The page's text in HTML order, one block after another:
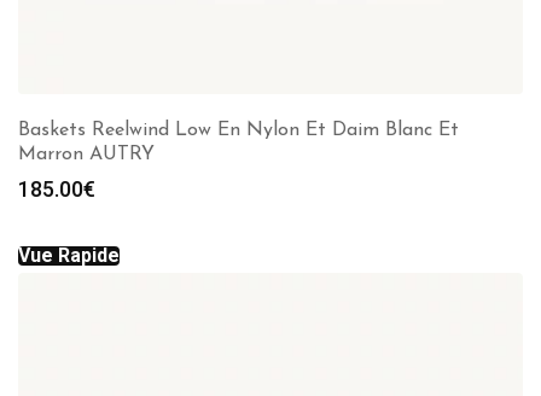
Baskets Reelwind Low En Nylon Et Daim Blanc Et
Marron AUTRY
185.00€
Vue Rapide